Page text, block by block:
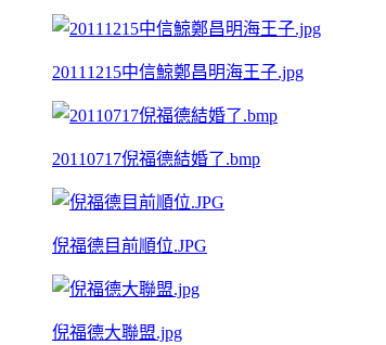
20111215中信鯨鄭昌明海王子.jpg
20110717倪福德結婚了.bmp
倪福德目前順位.JPG
倪福德大聯盟.jpg